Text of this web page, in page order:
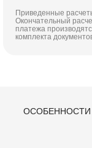
Приведенные
Окончательный
платежа
комплекта
ОСОБЕННОСТИ